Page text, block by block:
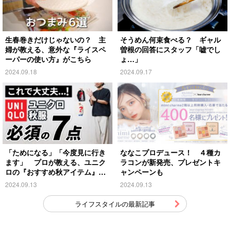
生春巻きだけじゃないの？ 主
婦が教える、意外な『ライスペ
ーパーの使い方』がこちら
2024.09.18
そうめん何束食べる？ ギャル
曽根の回答にスタッフ「嘘でし
ょ…」
2024.09.17
「ためになる」「今度見に行き
ます」 プロが教える、ユニク
ロの『おすすめ秋アイテム』が
こちら
2024.09.13
ななこプロデュース！ ４種カ
ラコンが新発売、プレゼントキ
ャンペーンも
2024.09.13
ライフスタイルの最新記事